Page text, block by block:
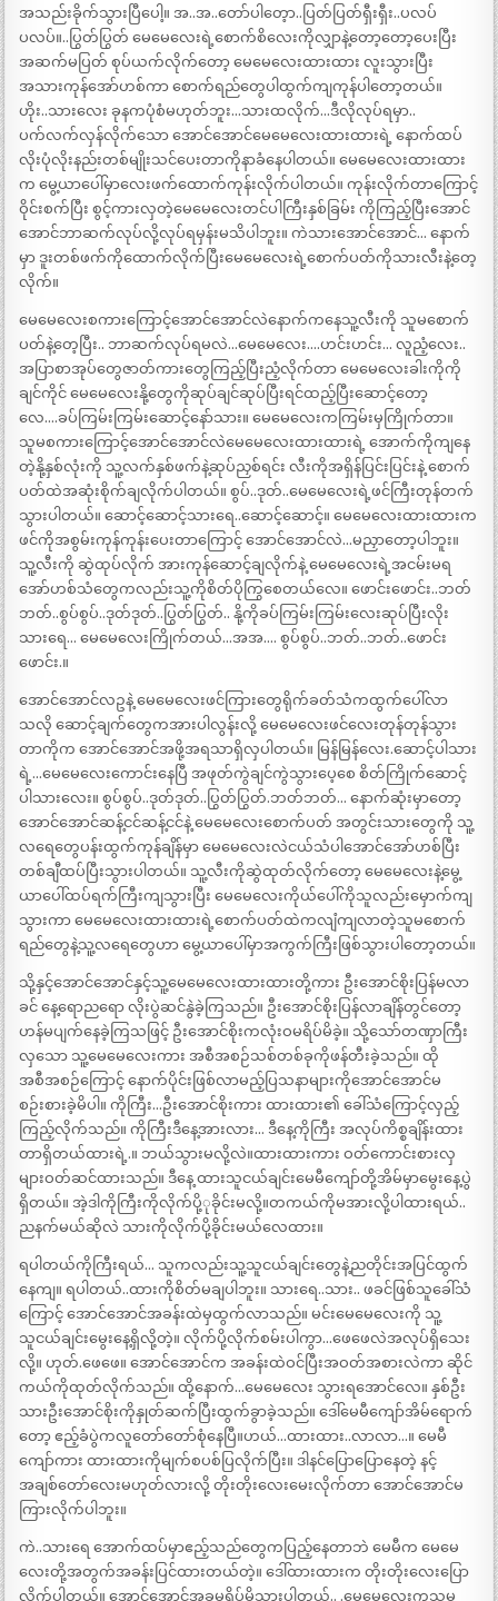
အသည်းခိုက်သွားပြီပေါ့။ အ..အ..တော်ပါတေ့ာ..ပြတ်ပြတ်ရှီးရှီး..ပလပ်
ပလပ်။..ပြွတ်ပြွတ် မေမေလေးရဲ့စောက်စိလေးကိုလျှာနဲ့တော့တော့ပေးပြီး
အဆက်မပြတ် စုပ်ယက်လိုက်တော့ မေမေလေးထားထား လူးသွားပြီး
အသားကုန်အော်ဟစ်ကာ စောက်ရည်တွေပါထွက်ကျကုန်ပါတော့တယ်။
ဟိုး..သားလေး ခုနကပုံစံမဟုတ်ဘူး…သားထလိုက်…ဒီလိုလုပ်ရမှာ..
ပက်လက်လှန်လိုက်သော အောင်အောင်မေမေလေးထားထားရဲ့ နောက်ထပ်
လိုးပုံလိုးနည်းတစ်မျိုးသင်ပေးတာကိုနာခံနေပါတယ်။ မေမေလေးထားထား
က မွေ့ယာပေါ်မှာလေးဖက်ထောက်ကုန်းလိုက်ပါတယ်။ ကုန်းလိုက်တာကြောင့်
ဝိုင်းစက်ပြီး စွင့်ကားလှတဲ့မေမေလေးတင်ပါကြီးနှစ်ခြမ်း ကိုကြည့်ပြီးအောင်
အောင်ဘာဆက်လုပ်လို့လုပ်ရမှန်းမသိပါဘူး။ ကဲသားအောင်အောင်… နောက်
မှာ ဒူးတစ်ဖက်ကိုထောက်လိုက်ပြီးမေမေလေးရဲ့စောက်ပတ်ကိုသားလီးနဲ့တေ့
လိုက်။
မေမေလေးစကားကြောင့်အောင်အောင်လဲနောက်ကနေသူ့လီးကို သူမစောက်
ပတ်နဲ့တေ့ပြီး.. ဘာဆက်လုပ်ရမလဲ…မေမေလေး….ဟင်းဟင်း… လူညံ့လေး..
အပြာစာအုပ်တွေဇာတ်ကားတွေကြည့်ပြီးညံ့လိုက်တာ မေမေလေးခါးကိုကို
ချင်ကိုင် မေမေလေးနို့တွေကိုဆုပ်ချင်ဆုပ်ပြီးရင်ထည့်ပြီးဆောင့်တော့
လေ….ခပ်ကြမ်းကြမ်းဆောင့်နော်သား။ မေမေလေးကကြမ်းမှကြိုက်တာ။
သူမစကားကြောင့်အောင်အောင်လဲမေမေလေးထားထားရဲ့ အောက်ကိုကျနေ
တဲ့နို့နှစ်လုံးကို သူ့လက်နှစ်ဖက်နဲ့ဆုပ်ညှစ်ရင်း လီးကိုအရှိန်ပြင်းပြင်းနဲ့ စောက်
ပတ်ထဲအဆုံးစိုက်ချလိုက်ပါတယ်။ စွပ်..ဒုတ်..မေမေလေးရဲ့ဖင်ကြီးတုန်တက်
သွားပါတယ်။ ဆောင့်ဆောင့်သားရေ..ဆောင့်ဆောင့်။ မေမေလေးထားထားက
ဖင်ကိုအစွမ်းကုန်ကုန်းပေးတာကြောင့် အောင်အောင်လဲ…မညှာတော့ပါဘူး။
သူ့လီးကို ဆွဲထုပ်လိုက် အားကုန်ဆောင့်ချလိုက်နဲ့ မေမေလေးရဲ့အငမ်းမရ
အော်ဟစ်သံတွေကလည်းသူ့ကိုစိတ်ပိုကြွစေတယ်လေ။ ဖောင်းဖောင်း..ဘတ်
ဘတ်..စွပ်စွပ်..ဒုတ်ဒုတ်..ပြွတ်ပြွတ်.. နို့ကိုခပ်ကြမ်းကြမ်းလေးဆုပ်ပြီးလိုး
သားရေ… မေမေလေးကြိုက်တယ်…အအ…. စွပ်စွပ်..ဘတ်..ဘတ်..ဖောင်း
ဖောင်း.။
အောင်အောင်လဥနဲ့ မေမေလေးဖင်ကြားတွေရိုက်ခတ်သံကထွက်ပေါ်လာ
သလို ဆောင့်ချက်တွေကအားပါလွန်းလို့ မေမေလေးဖင်လေးတုန်တုန်သွား
တာကိုက အောင်အောင်အဖို့အရသာရှိလှပါတယ်။ မြန်မြန်လေး.ဆောင့်ပါသား
ရဲ့…မေမေလေးကောင်းနေပြီ အဖုတ်ကွဲချင်ကွဲသွားပေ့စေ စိတ်ကြိုက်ဆောင့်
ပါသားလေး။ စွပ်စွပ်..ဒုတ်ဒုတ်..ပြွတ်ပြွတ်.ဘတ်ဘတ်… နောက်ဆုံးမှာတော့
အောင်အောင်ဆန့်ငင်ဆန့်ငင်နဲ့ မေမေလေးစောက်ပတ် အတွင်းသားတွေကို သူ့
လရေတွေပန်းထွက်ကုန်ချိန်မှာ မေမေလေးလဲငယ်သံပါအောင်အော်ဟစ်ပြီး
တစ်ချီထပ်ပြီးသွားပါတယ်။ သူ့လီးကိုဆွဲထုတ်လိုက်တော့ မေမေလေးနဲ့မွေ့
ယာပေါ်ထပ်ရက်ကြီးကျသွားပြီး မေမေလေးကိုယ်ပေါ်ကိုသူလည်းမှောက်ကျ
သွားကာ မေမေလေးထားထားရဲ့စောက်ပတ်ထဲကလျံကျလာတဲ့သူမစောက်
ရည်တွေနဲ့သူ့လရေတွေဟာ မွေ့ယာပေါ်မှာအကွက်ကြီးဖြစ်သွားပါတော့တယ်။
သို့နှင့်အောင်အောင်နှင့်သူ့မေမေလေးထားထားတို့ကား ဦးအောင်စိုးပြန်မလာ
ခင် နေ့ရောညရော လိုးပွဲဆင်နွဲခဲ့ကြသည်။ ဦးအောင်စိုးပြန်လာချိန်တွင်တော့
ဟန်မပျက်နေခဲ့ကြသဖြင့် ဦးအောင်စိုးကလုံးဝမရိပ်မိခဲ့။ သို့သော်တဏှာကြီး
လှသော သူ့မေမေလေးကား အစီအစဉ်သစ်တစ်ခုကိုဖန်တီးခဲ့သည်။ ထို
အစီအစဉ်ကြောင့် နောက်ပိုင်းဖြစ်လာမည့်ပြသနာများကိုအောင်အောင်မ
စဉ်းစားခဲ့မိပါ။ ကိုကြီး…ဦးအောင်စိုးကား ထားထား၏ ခေါ်သံကြောင့်လှည့်
ကြည့်လိုက်သည်။ ကိုကြီးဒီနေ့အားလား… ဒီနေ့ကိုကြီး အလုပ်ကိစ္စချိန်းထား
တာရှိတယ်ထားရဲ့.။ ဘယ်သွားမလို့လဲ။ထားထားကား ဝတ်ကောင်းစားလှ
များဝတ်ဆင်ထားသည်။ ဒီနေ့ ထားသူငယ်ချင်းမေမီကျော်တို့အိမ်မှာမွေးနေ့ပွဲ
ရှိတယ်။ အဲ့ဒါကိုကြီးကိုလိုက်ပို့ုခိုင်းမလို့။တကယ်ကိုမအားလို့ပါထားရယ်..
ညနက်မယ်ဆိုလဲ သားကိုလိုက်ပို့ခိုင်းမယ်လေထား။
ရပါတယ်ကိုကြီးရယ်… သူကလည်းသူ့သူငယ်ချင်းတွေနဲ့ညတိုင်းအပြင်ထွက်
နေကျ။ ရပါတယ်..ထားကိုစိတ်မချပါဘူး။ သားရေ..သား.. ဖခင်ဖြစ်သူခေါ်သံ
ကြောင့် အောင်အောင်အခန်းထဲမှထွက်လာသည်။ မင်းမေမေလေးကို သူ့
သူငယ်ချင်းမွေးနေ့ရှိလို့တဲ့။ လိုက်ပို့လိုက်စမ်းပါကွာ…ဖေဖေလဲအလုပ်ရှိသေး
လို့။ ဟုတ်.ဖေဖေ။ အောင်အောင်က အခန်းထဲဝင်ပြီးအဝတ်အစားလဲကာ ဆိုင်
ကယ်ကိုထုတ်လိုက်သည်။ ထို့နောက်…မေမေလေး သွားရအောင်လေ။ နှစ်ဦး
သားဦးအောင်စိုးကိုနှုတ်ဆက်ပြီးထွက်ခွာခဲ့သည်။ ဒေါ်မေမီကျော်အိမ်ရောက်
တော့ ဧည့်ခံပွဲကလူတော်တော်စုံနေပြီ။ဟယ်…ထားထား..လာလာ…။ မေမီ
ကျော်ကား ထားထားကိုမျက်စပစ်ပြလိုက်ပြီး။ ဒါနင်ပြောပြောနေတဲ့ နင့်
အချစ်တော်လေးမဟုတ်လားလို့ တိုးတိုးလေးမေးလိုက်တာ အောင်အောင်မ
ကြားလိုက်ပါဘူး။
ကဲ..သားရေ အောက်ထပ်မှာဧည့်သည်တွေကပြည့်နေတာဘဲ မေမီက မေမေ
လေးတို့အတွက်အခန်းပြင်ထားတယ်တဲ့။ ဒေါ်ထားထားက တိုးတိုးလေးပြော
လိုက်ပါတယ်။ အောင်အောင်အခုမှရိပ်မိသွားပါတယ်.. .မေမေလေးကသူမ